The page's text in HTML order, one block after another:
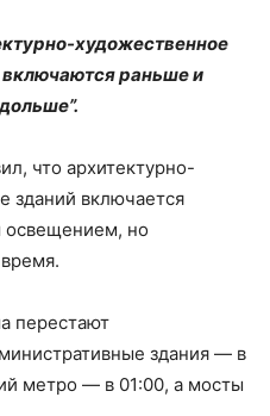
художественное
раньше и
что архитектурно-
зданий включается
но
перестают
здания — в
метро — в 01:00, а мосты